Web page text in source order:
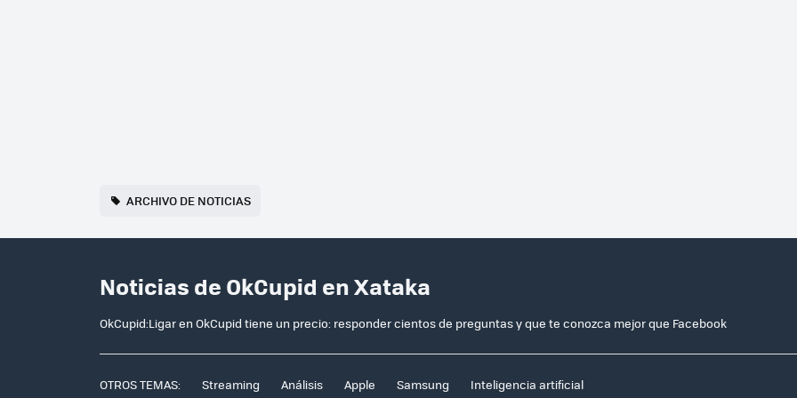
ARCHIVO DE NOTICIAS
Noticias de OkCupid en Xataka
OkCupid:Ligar en OkCupid tiene un precio: responder cientos de preguntas y que te conozca mejor que Facebook
OTROS TEMAS: Streaming Análisis Apple Samsung Inteligencia artificial